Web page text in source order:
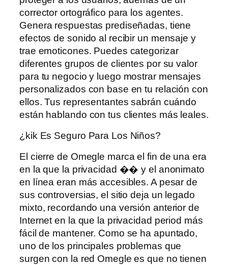
corrector ortográfico para los agentes.
Genera respuestas prediseñadas, tiene
efectos de sonido al recibir un mensaje y
trae emoticones. Puedes categorizar
diferentes grupos de clientes por su valor
para tu negocio y luego mostrar mensajes
personalizados con base ​​en tu relación con
ellos. Tus representantes sabrán cuándo
están hablando con tus clientes más leales.
¿kik Es Seguro Para Los Niños?
El cierre de Omegle marca el fin de una era
en la que la privacidad �� y el anonimato
en línea eran más accesibles. A pesar de
sus controversias, el sitio deja un legado
mixto, recordando una versión anterior de
Internet en la que la privacidad period más
fácil de mantener. Como se ha apuntado,
uno de los principales problemas que
surgen con la red Omegle es que no tienen